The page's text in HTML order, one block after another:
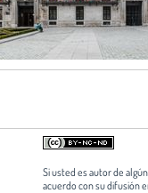
Si usted es autor de
acuerdo con su difusión